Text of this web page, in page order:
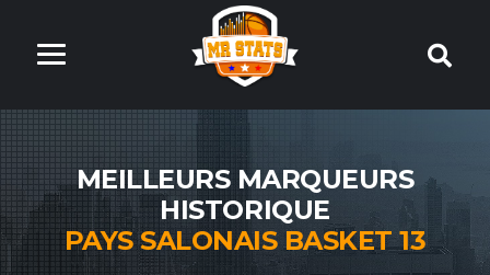
MEILLEURS MARQUEURS
HISTORIQUE
PAYS SALONAIS BASKET 13